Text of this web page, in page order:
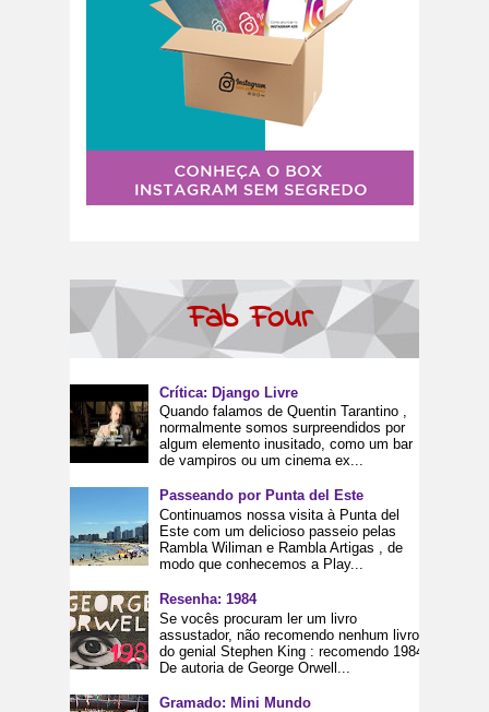
Fab Four
Crítica: Django Livre
Quando falamos de Quentin Tarantino ,
normalmente somos surpreendidos por
algum elemento inusitado, como um bar
de vampiros ou um cinema ex...
Passeando por Punta del Este
Continuamos nossa visita à Punta del
Este com um delicioso passeio pelas
Rambla Wiliman e Rambla Artigas , de
modo que conhecemos a Play...
Resenha: 1984
Se vocês procuram ler um livro
assustador, não recomendo nenhum livro
do genial Stephen King : recomendo 1984.
De autoria de George Orwell...
Gramado: Mini Mundo